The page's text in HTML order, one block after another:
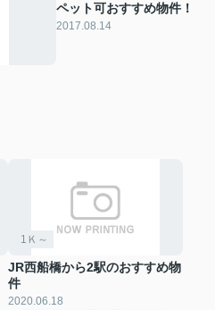
ペット可おすすめ物件！
2017.08.14
1Ｋ～
JR西船橋から2駅のおすすめ物
件
2020.06.18